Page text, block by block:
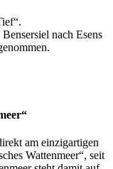
nach Esens
am einzigartigen
Wattenmeer“, seit